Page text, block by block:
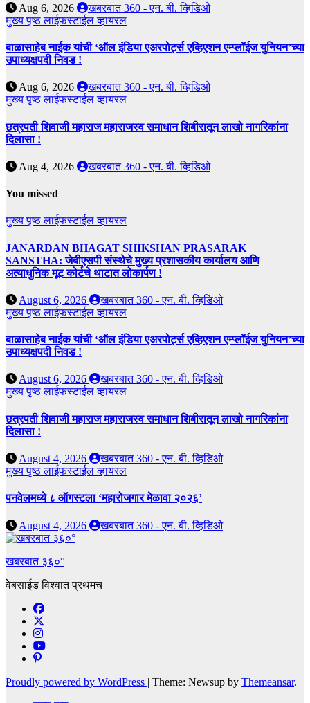
Aug 6, 2026
खबरबात 360 - एन. बी. व्हिडिओ
मुख्य पृष्ठलाईफस्टाईलव्हायरल
बाळासाहेब नाईक यांची ‘ऑल इंडिया एअरपोर्ट्स एव्हिएशन एम्प्लॉईज युनियन’च्या
उपाध्यक्षपदी निवड !
Aug 6, 2026
खबरबात 360 - एन. बी. व्हिडिओ
मुख्य पृष्ठलाईफस्टाईलव्हायरल
छत्रपती शिवाजी महाराज महाराजस्व समाधान शिबीरातून लाखो नागरिकांना
दिलासा !
Aug 4, 2026 खबरबात 360 - एन. बी. व्हिडिओ
You missed
मुख्य पृष्ठलाईफस्टाईलव्हायरल
JANARDAN BHAGAT SHIKSHAN PRASARAK
SANSTHA: जेबीएसपी संस्थेचे मुख्य प्रशासकीय कार्यालय आणि
अत्याधुनिक मूट कोर्टचे थाटात लोकार्पण !
August 6, 2026
खबरबात 360 - एन. बी. व्हिडिओ
मुख्य पृष्ठलाईफस्टाईलव्हायरल
बाळासाहेब नाईक यांची ‘ऑल इंडिया एअरपोर्ट्स एव्हिएशन एम्प्लॉईज युनियन’च्या
उपाध्यक्षपदी निवड !
August 6, 2026
खबरबात 360 - एन. बी. व्हिडिओ
मुख्य पृष्ठलाईफस्टाईलव्हायरल
छत्रपती शिवाजी महाराज महाराजस्व समाधान शिबीरातून लाखो नागरिकांना
दिलासा !
August 4, 2026
खबरबात 360 - एन. बी. व्हिडिओ
मुख्य पृष्ठलाईफस्टाईलव्हायरल
पनवेलमध्ये ८ ऑगस्टला ‘महारोजगार मेळावा २०२६’
August 4, 2026 खबरबात 360 - एन. बी. व्हिडिओ
खबरबात ३६०°
वेबसाईड विश्वात प्रथमच
Proudly powered by WordPress | Theme: Newsup by Themeansar.